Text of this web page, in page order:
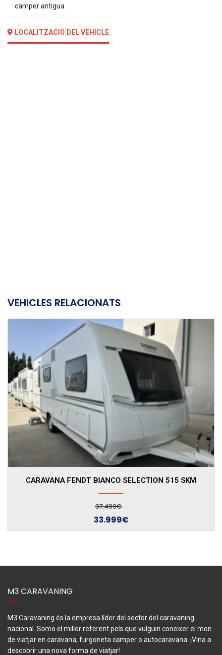
camper antigua.
LOCALITZACIÓ DEL VEHICLE
VEHICLES RELACIONATS
CARAVANA FENDT BIANCO ACTIV 390 FHS
31.890€
28.390€
M3 CARAVANING
M3 Caravaning és la empresa líder del sector del caravaning
nacional. Somo el millor referent pels que vulguin coneixer el mon
de viatjar en caravana, furgoneta camper o autocaravana. ¡Vina a
descobrir una nova forma de viatjar!